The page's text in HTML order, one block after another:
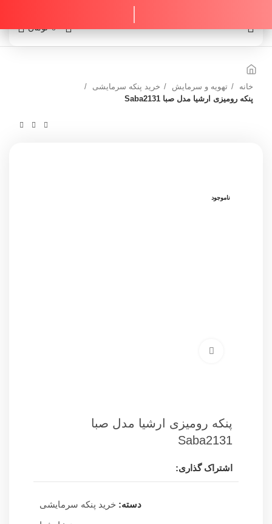
تومان 0
خانه تهویه و سرمایش
خرید پنکه سرمایشی
پنکه رومیزی ارشیا مدل صبا Saba2131
ناموجود
پنکه رومیزی ارشیا مدل صبا
Saba2131
اشتراک گذاری:
دسته: خرید پنکه سرمایشی